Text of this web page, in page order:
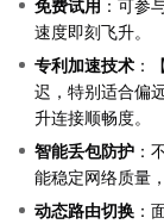
免费试用 ：可参
速度即刻飞升。
专利加速技术 ：【
迟，特别适合偏
升连接顺畅度。
智能丢包防护 ：
能稳定网络质量
动态路由切换 ：